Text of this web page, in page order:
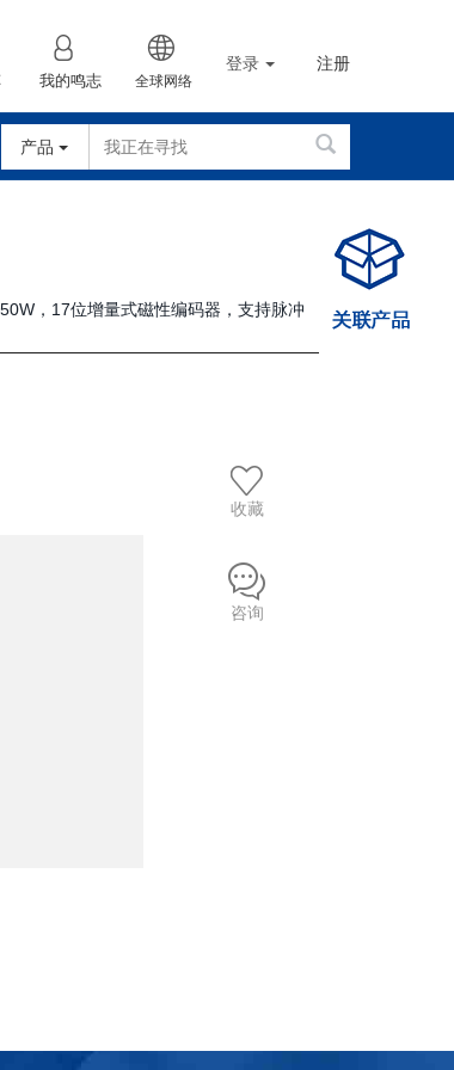
我的鸣志 全球网络
登录 注册
产品
，17位增量式磁性编码器，支持脉冲
收藏
咨询